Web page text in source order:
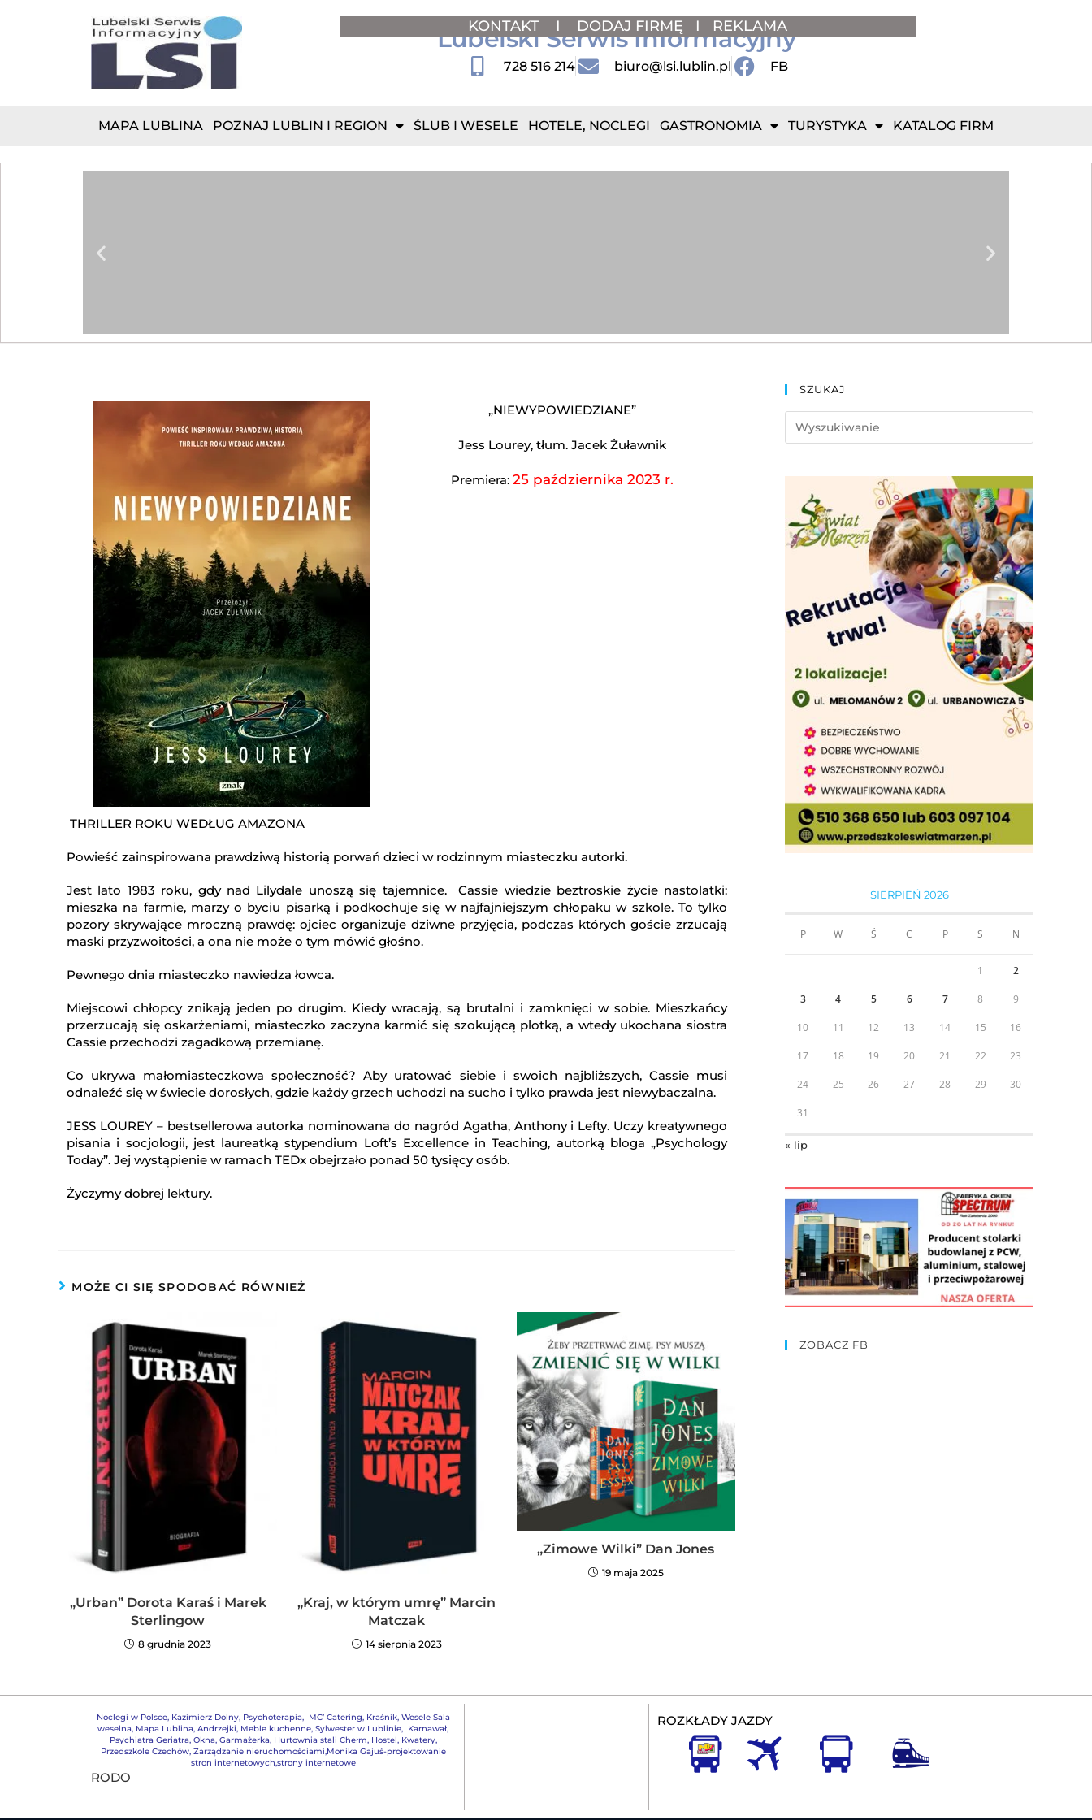
KONTAKT I DODAJ FIRMĘ I REKLAMA
Lubelski Serwis Informacyjny
728 516 214 biuro@lsi.lublin.pl FB
MAPA LUBLINA POZNAJ LUBLIN I REGION ŚLUB I WESELE HOTELE, NOCLEGI GASTRONOMIA TURYSTYKA KATALOG FIRM
„NIEWYPOWIEDZIANE”
Jess Lourey, tłum. Jacek Żuławnik
Premiera: 25 października 2023 r.
THRILLER ROKU WEDŁUG AMAZONA
Powieść zainspirowana prawdziwą historią porwań dzieci w rodzinnym miasteczku autorki.
Jest lato 1983 roku, gdy nad Lilydale unoszą się tajemnice. Cassie wiedzie beztroskie życie nastolatki:
mieszka na farmie, marzy o byciu pisarką i podkochuje się w najfajniejszym chłopaku w szkole. To tylko
pozory skrywające mroczną prawdę: ojciec organizuje dziwne przyjęcia, podczas których goście zrzucają
maski przyzwoitości, a ona nie może o tym mówić głośno.
Pewnego dnia miasteczko nawiedza łowca.
Miejscowi chłopcy znikają jeden po drugim. Kiedy wracają, są brutalni i zamknięci w sobie. Mieszkańcy
przerzucają się oskarżeniami, miasteczko zaczyna karmić się szokującą plotką, a wtedy ukochana siostra
Cassie przechodzi zagadkową przemianę.
Co ukrywa małomiasteczkowa społeczność? Aby uratować siebie i swoich najbliższych, Cassie musi
odnaleźć się w świecie dorosłych, gdzie każdy grzech uchodzi na sucho i tylko prawda jest niewybaczalna.
JESS LOUREY – bestsellerowa autorka nominowana do nagród Agatha, Anthony i Lefty. Uczy kreatywnego
pisania i socjologii, jest laureatką stypendium Loft’s Excellence in Teaching, autorką bloga „Psychology
Today”. Jej wystąpienie w ramach TEDx obejrzało ponad 50 tysięcy osób.
Życzymy dobrej lektury.
MOŻE CI SIĘ SPODOBAĆ RÓWNIEŻ
„Urban” Dorota Karaś i Marek
Sterlingow
8 grudnia 2023
„Kraj, w którym umrę” Marcin
Matczak
14 sierpnia 2023
„Zimowe Wilki” Dan Jones
19 maja 2025
SZUKAJ
SIERPIEŃ 2026
P W Ś C P S N
1 2
3 4 5 6 7 8 9
10 11 12 13 14 15 16
17 18 19 20 21 22 23
24 25 26 27 28 29 30
31
« lip
ZOBACZ FB
Noclegi w Polsce, Kazimierz Dolny, Psychoterapia, MC’ Catering, Kraśnik, Wesele Sala
weselna, Mapa Lublina,Andrzejki, Meble kuchenne,Sylwester w Lublinie, Karnawał,
Psychiatra Geriatra, Okna, Garmażerka, Hurtownia stali Chełm, Hostel, Kwatery,
Przedszkole Czechów, Zarządzanie nieruchomościami,Monika Gajuś-projektowanie
stron internetowych,strony internetowe
RODO
ROZKŁADY JAZDY